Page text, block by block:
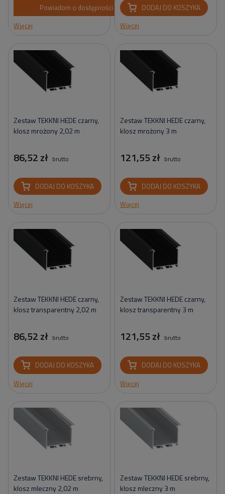
Powiadom o dostępności
Więcej
DODAJ DO KOSZYKA
Więcej
Zestaw TEKKNI HEDE czarny,
klosz mrożony 2,02 m
86,52 zł brutto
DODAJ DO KOSZYKA
Więcej
Zestaw TEKKNI HEDE czarny,
klosz mrożony 3 m
121,55 zł brutto
DODAJ DO KOSZYKA
Więcej
Zestaw TEKKNI HEDE czarny,
klosz transparentny 2,02 m
86,52 zł brutto
DODAJ DO KOSZYKA
Więcej
Zestaw TEKKNI HEDE czarny,
klosz transparentny 3 m
121,55 zł brutto
DODAJ DO KOSZYKA
Więcej
Zestaw TEKKNI HEDE srebrny,
klosz mleczny 2,02 m
Zestaw TEKKNI HEDE srebrny,
klosz mleczny 3 m